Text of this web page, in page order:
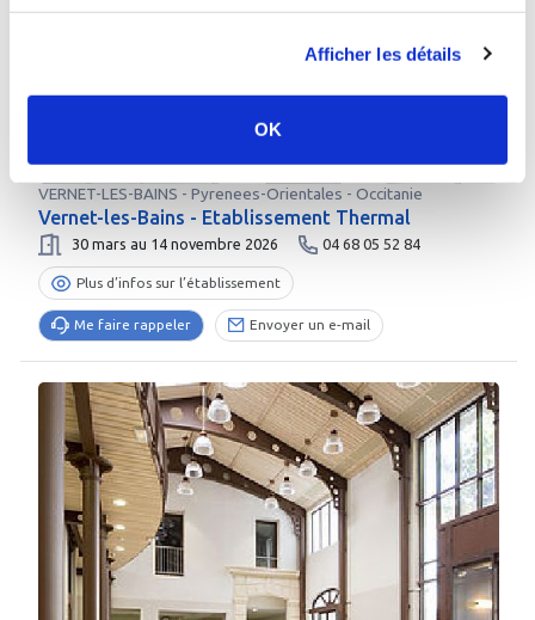
Afficher les détails
OK
VERNET-LES-BAINS - Pyrenees-Orientales - Occitanie
Vernet-les-Bains - Etablissement Thermal
30 mars au 14 novembre 2026 04 68 05 52 84
Plus d’infos sur l’établissement
Me faire rappeler Envoyer un e-mail